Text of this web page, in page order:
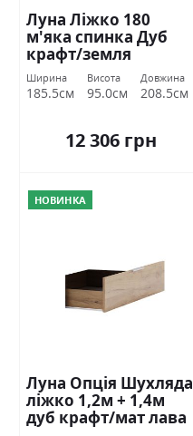
Луна Ліжко 180
м'яка спинка Дуб
крафт/земля
Міромарк
Ширина
185.5см
Висота
95.0см
Довжина
208.5см
12 306 грн
НОВИНКА
Луна Опція Шухляда
ліжко 1,2м + 1,4м
дуб крафт/мат лава